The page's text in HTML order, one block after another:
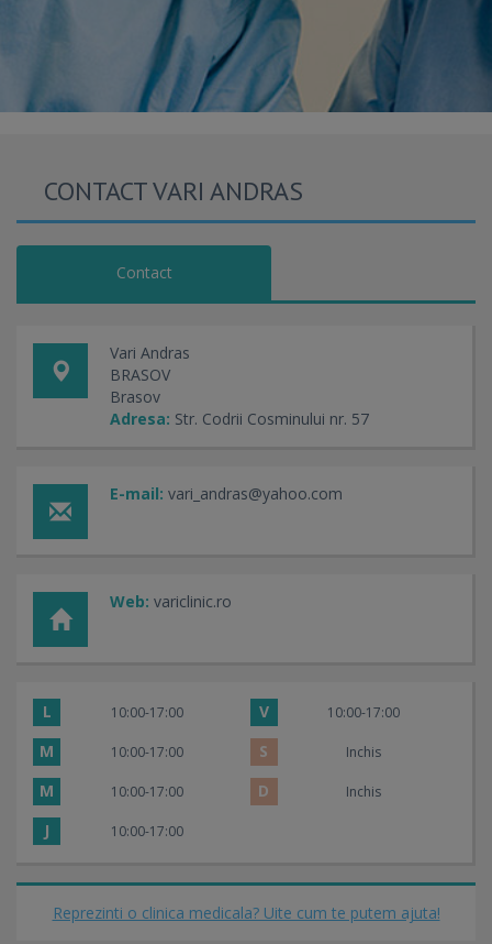
CONTACT VARI ANDRAS
Contact
Vari Andras
BRASOV
Brasov
Adresa: Str. Codrii Cosminului nr. 57
E-mail: vari_andras@yahoo.com
Web: variclinic.ro
L 10:00-17:00 V 10:00-17:00
M 10:00-17:00 S Inchis
M 10:00-17:00 D Inchis
J 10:00-17:00
Reprezinti o clinica medicala? Uite cum te putem ajuta!